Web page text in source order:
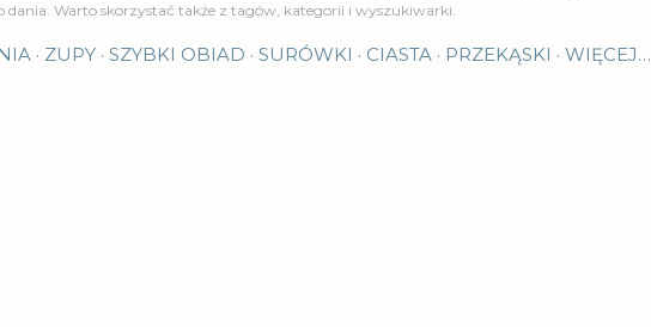
dania. Warto skorzystać także z tagów, kategorii i wyszukiwarki.
ZUPY SZYBKI OBIAD SURÓWKI CIASTA PRZEKĄSKI WIĘCEJ…